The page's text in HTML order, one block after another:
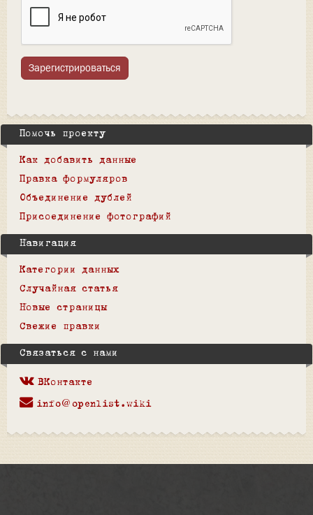
Зарегистрироваться
Помочь проекту
Как добавить данные
Правка формуляров
Объединение дублей
Присоединение фотографий
Навигация
Категории данных
Случайная статья
Новые страницы
Свежие правки
Связаться с нами
ВКонтакте
info@openlist.wiki